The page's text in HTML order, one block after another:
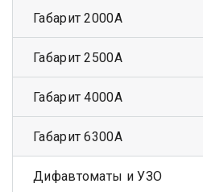
Габарит 2000А
Габарит 2500А
Габарит 4000А
Габарит 6300А
Дифавтоматы и УЗО